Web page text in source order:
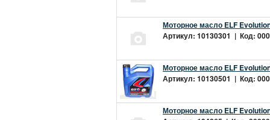
Моторное масло ELF
Артикул: 10130301 | Код:
Моторное масло ELF
Артикул: 10130501 | Код:
Моторное масло ELF